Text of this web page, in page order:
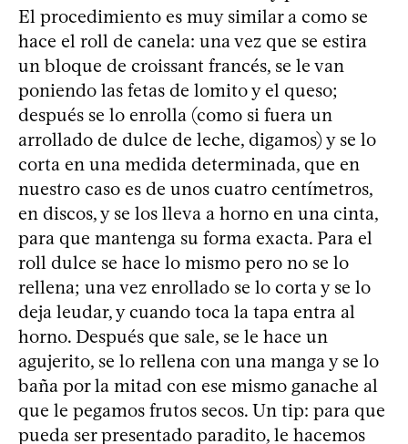
El procedimiento es muy similar a como se
hace el roll de canela: una vez que se estira
un bloque de croissant francés, se le van
poniendo las fetas de lomito y el queso;
después se lo enrolla (como si fuera un
arrollado de dulce de leche, digamos) y se lo
corta en una medida determinada, que en
nuestro caso es de unos cuatro centímetros,
en discos, y se los lleva a horno en una cinta,
para que mantenga su forma exacta. Para el
roll dulce se hace lo mismo pero no se lo
rellena; una vez enrollado se lo corta y se lo
deja leudar, y cuando toca la tapa entra al
horno. Después que sale, se le hace un
agujerito, se lo rellena con una manga y se lo
baña por la mitad con ese mismo ganache al
que le pegamos frutos secos. Un tip: para que
pueda ser presentado paradito, le hacemos